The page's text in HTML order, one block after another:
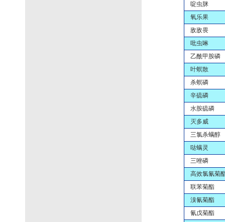
啶虫脒
氧乐果
敌敌畏
吡虫啉
乙酰甲胺磷
叶螟散
杀螟磷
辛硫磷
水胺硫磷
灭多威
三氯杀螨醇
哒螨灵
三唑磷
高效氯氰菊
联苯菊酯
溴氰菊酯
氰戊菊酯